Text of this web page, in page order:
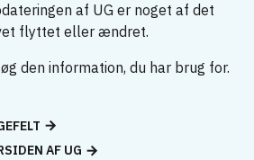
af UG er noget af det
flyttet eller ændret.
den information, du har brug for.
AF UG